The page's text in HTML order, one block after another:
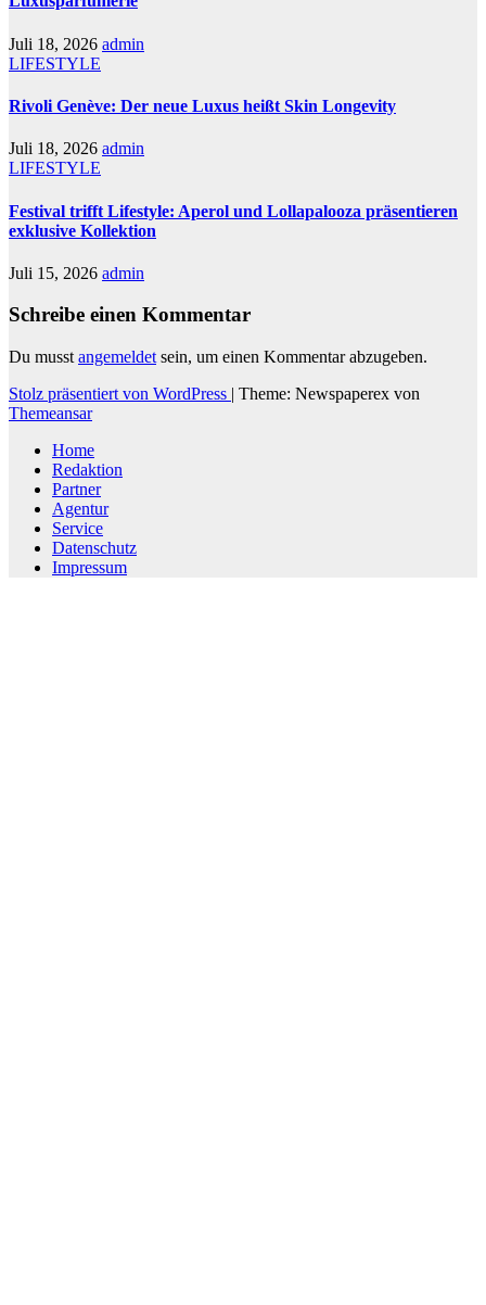
Juli 18, 2026 admin
LIFESTYLE
Rivoli Genève: Der neue Luxus heißt Skin Longevity
Juli 18, 2026 admin
LIFESTYLE
Festival trifft Lifestyle: Aperol und Lollapalooza präsentieren
exklusive Kollektion
Juli 15, 2026 admin
Schreibe einen Kommentar
Du musst angemeldet sein, um einen Kommentar abzugeben.
Stolz präsentiert von WordPress | Theme: Newspaperex von
Themeansar
Home
Redaktion
Partner
Agentur
Service
Datenschutz
Impressum